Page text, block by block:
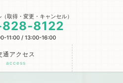
取得・変更・キャンセル）
8122
11:00 / 13:00-16:00
通アクセス
access